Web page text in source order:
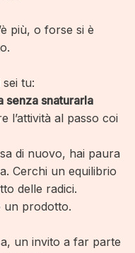
più, o forse si è
tu:
senza snaturarla
l’attività al passo coi
di nuovo, hai paura
Cerchi un equilibrio
delle radici.
un prodotto.
un invito a far parte